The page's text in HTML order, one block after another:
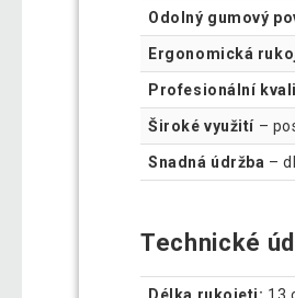
Odolný gumový
Ergonomická
Profesionální
Široké využití –
Snadná údržba –
Technické
Délka rukojeti: 13